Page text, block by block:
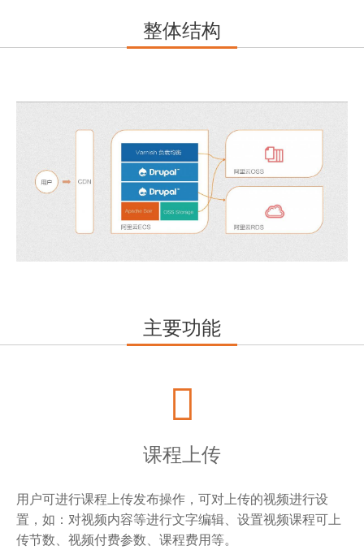
整体结构
主要功能
课程上传
用户可进行课程上传发布操作，可对上传的视频进行设
置，如：对视频内容等进行文字编辑、设置视频课程可上
传节数、视频付费参数、课程费用等。